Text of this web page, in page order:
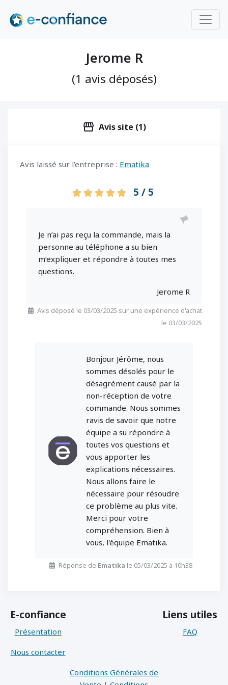
Jerome R
(1 avis déposés)
storefront Avis site (1)
Avis laissé sur l'entreprise : Ematika
5 / 5
Je n’ai pas reçu la commande, mais la
personne au téléphone a su bien
m’expliquer et répondre à toutes mes
questions.
Jerome R
Avis déposé le 03/03/2025 sur une expérience d'achat
le 03/03/2025
Bonjour Jérôme, nous
sommes désolés pour le
désagrément causé par la
non-réception de votre
commande. Nous sommes
ravis de savoir que notre
équipe a su répondre à
toutes vos questions et
vous apporter les
explications nécessaires.
Nous allons faire le
nécessaire pour résoudre
ce problème au plus vite.
Merci pour votre
compréhension. Bien à
vous, l'équipe Ematika.
Réponse de Ematika le 05/03/2025 à 10h38
E-confiance
Présentation
Nous contacter
Liens utiles
FAQ
Conditions Générales de